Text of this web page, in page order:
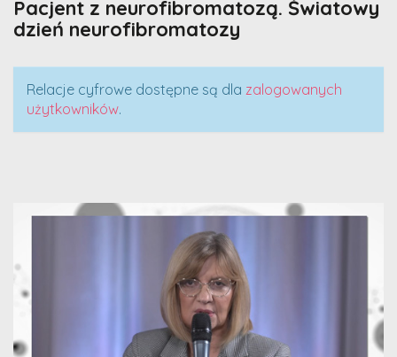
Pacjent z neurofibromatozą. Światowy
dzień neurofibromatozy
Relacje cyfrowe dostępne są dla zalogowanych
użytkowników.